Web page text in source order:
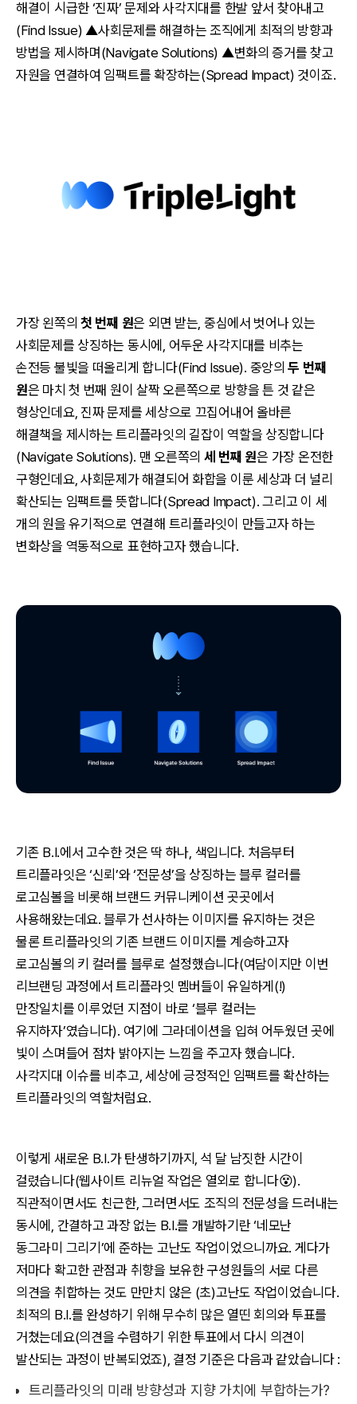
해결이 시급한 ‘진짜’ 문제와 사각지대를 한발 앞서 찾아내고
(Find Issue) ▲사회문제를 해결하는 조직에게 최적의 방향과
방법을 제시하며(Navigate Solutions) ▲변화의 증거를 찾고
자원을 연결하여 임팩트를 확장하는(Spread Impact) 것이죠.
가장 왼쪽의첫 번째 원은 외면 받는, 중심에서 벗어나 있는
사회문제를 상징하는 동시에, 어두운 사각지대를 비추는
손전등 불빛을 떠올리게 합니다(Find Issue). 중앙의두 번째
원은 마치 첫 번째 원이 살짝 오른쪽으로 방향을 튼 것 같은
형상인데요, 진짜 문제를 세상으로 끄집어내어 올바른
해결책을 제시하는 트리플라잇의 길잡이 역할을 상징합니다
(Navigate Solutions). 맨 오른쪽의 세 번째 원은 가장 온전한
구형인데요, 사회문제가 해결되어 화합을 이룬 세상과 더 널리
확산되는 임팩트를 뜻합니다(Spread Impact). 그리고 이 세
개의 원을 유기적으로 연결해 트리플라잇이 만들고자 하는
변화상을 역동적으로 표현하고자 했습니다.
기존 B.I.에서 고수한 것은 딱 하나, 색입니다. 처음부터
트리플라잇은 ‘신뢰’와 ‘전문성’을 상징하는 블루 컬러를
로고심볼을 비롯해 브랜드 커뮤니케이션 곳곳에서
사용해왔는데요. 블루가 선사하는 이미지를 유지하는 것은
물론 트리플라잇의 기존 브랜드 이미지를 계승하고자
로고심볼의 키 컬러를 블루로 설정했습니다(여담이지만 이번
리브랜딩 과정에서 트리플라잇 멤버들이 유일하게(!)
만장일치를 이루었던 지점이 바로 ‘블루 컬러는
유지하자’였습니다). 여기에 그라데이션을 입혀 어두웠던 곳에
빛이 스며들어 점차 밝아지는 느낌을 주고자 했습니다.
사각지대 이슈를 비추고, 세상에 긍정적인 임팩트를 확산하는
트리플라잇의 역할처럼요.
이렇게 새로운 B.I.가 탄생하기까지, 석 달 남짓한 시간이
걸렸습니다(웹사이트 리뉴얼 작업은 열외로 합니다😵).
직관적이면서도 친근한, 그러면서도 조직의 전문성을 드러내는
동시에, 간결하고 과장 없는 B.I.를 개발하기란 ‘네모난
동그라미 그리기’에 준하는 고난도 작업이었으니까요. 게다가
저마다 확고한 관점과 취향을 보유한 구성원들의 서로 다른
의견을 취합하는 것도 만만치 않은 (초)고난도 작업이었습니다.
최적의 B.I.를 완성하기 위해 무수히 많은 열띤 회의와 투표를
거쳤는데요(의견을 수렴하기 위한 투표에서 다시 의견이
발산되는 과정이 반복되었죠), 결정 기준은 다음과 같았습니다 :
트리플라잇의 미래 방향성과 지향 가치에 부합하는가?